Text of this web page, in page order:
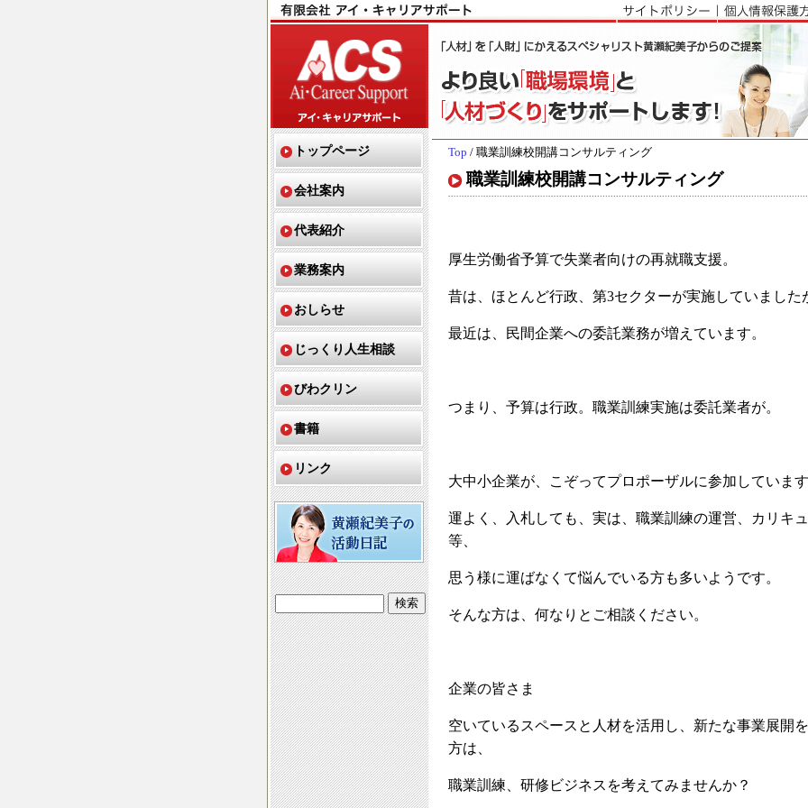
Top / 職業訓練校開講コンサルティング
職業訓練校開講コンサルティング
厚生労働省予算で失業者向けの再就職支援。
昔は、ほとんど行政、第3セクターが実施していました
最近は、民間企業への委託業務が増えています。
つまり、予算は行政。職業訓練実施は委託業者が。
大中小企業が、こぞってプロポーザルに参加していま
運よく、入札しても、実は、職業訓練の運営、カリキ
等、
思う様に運ばなくて悩んでいる方も多いようです。
そんな方は、何なりとご相談ください。
企業の皆さま
空いているスペースと人材を活用し、新たな事業展開
方は、
職業訓練、研修ビジネスを考えてみませんか？
トップページ
会社案内
代表紹介
業務案内
おしらせ
じっくり人生相談
びわクリン
書籍
リンク